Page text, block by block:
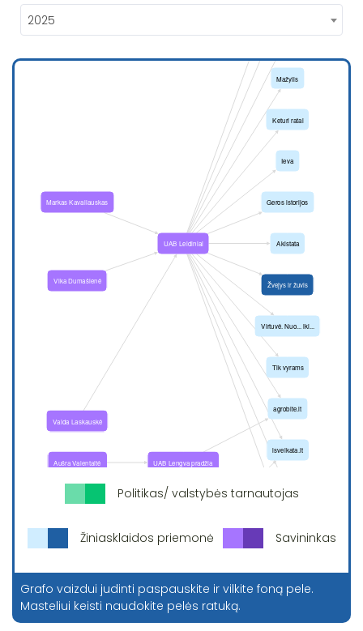
2025
Politikas/ valstybės tarnautojas
Žiniasklaidos priemonė Savininkas
Grafo vaizdui judinti paspauskite ir vilkite foną pele.
Masteliui keisti naudokite pelės ratuką.